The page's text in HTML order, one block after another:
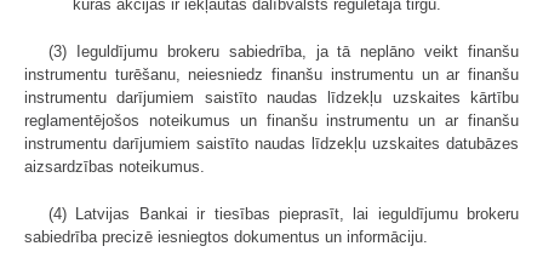
kuras akcijas ir iekļautas dalībvalsts regulētajā tirgū.
(3) Ieguldījumu brokeru sabiedrība, ja tā neplāno veikt finanšu
instrumentu turēšanu, neiesniedz finanšu instrumentu un ar finanšu
instrumentu darījumiem saistīto naudas līdzekļu uzskaites kārtību
reglamentējošos noteikumus un finanšu instrumentu un ar finanšu
instrumentu darījumiem saistīto naudas līdzekļu uzskaites datubāzes
aizsardzības noteikumus.
(4) Latvijas Bankai ir tiesības pieprasīt, lai ieguldījumu brokeru
sabiedrība precizē iesniegtos dokumentus un informāciju.